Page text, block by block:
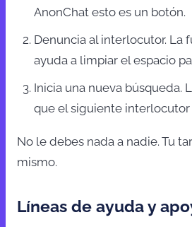
AnonChat esto es un botón.
Denuncia al interlocutor. La
ayuda a limpiar el espacio
Inicia una nueva búsqueda.
que el siguiente interlocutor
No le debes nada a nadie. Tu
mismo.
Líneas de ayuda y